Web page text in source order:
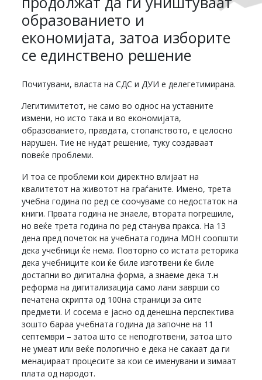
образованието и
економијата, затоа изборите
се единствено решение
Почитувани, власта на СДС и ДУИ е делегетимирана.
Легитимитетот, не само во однос на уставните
измени, но исто така и во економијата,
образованието, правдата, стопанството, е целосно
нарушен. Тие не нудат решение, туку создаваат
повеќе проблеми.
И тоа се проблеми кои директно влијаат на
квалитетот на животот на граѓаните. Имено, трета
учебна година по ред се соочуваме со недостаток на
книги. Првата година не знаеле, втората погрешиле,
но веќе трета година по ред станува пракса. На 13
дена пред почеток на учебната година МОН соопшти
дека учебници ќе нема. Повторно со истата реторика
дека учебниците кои ќе биле изготвени ќе биле
достапни во дигитална форма, а знаеме дека т.н
реформа на дигитализација само лани заврши со
печатена скрипта од 100на страници за сите
предмети. И сосема е јасно од денешна перспектива
зошто бараа учебната година да започне на 11
септември – затоа што се неподготвени, затоа што
не умеат или веќе пологично е дека не сакаат да ги
менаџираат процесите за кои се именувани и зимаат
плата од народот.